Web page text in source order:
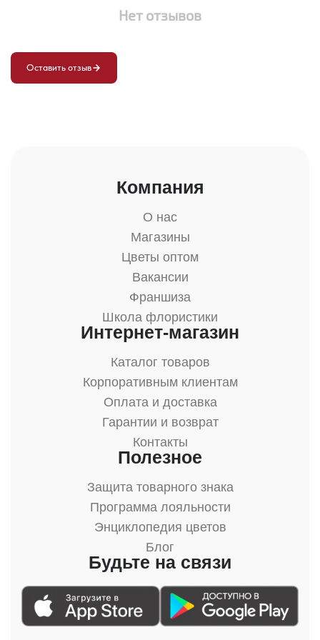
Нет отзывов
Оставить отзыв
Компания
О нас
Магазины
Цветы оптом
Вакансии
Франшиза
Школа флористики
Интернет-магазин
Каталог товаров
Корпоративным клиентам
Оплата и доставка
Гарантии и возврат
Контакты
Полезное
Защита товарного знака
Программа лояльности
Энциклопедия цветов
Блог
Будьте на связи